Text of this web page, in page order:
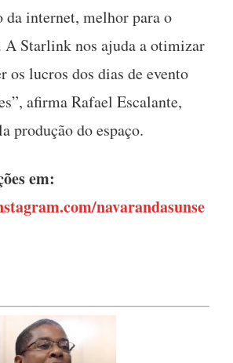
da internet, melhor para o
A Starlink nos ajuda a otimizar
os lucros dos dias de evento
afirma Rafael Escalante,
produção do espaço.
em:
navarandasunse